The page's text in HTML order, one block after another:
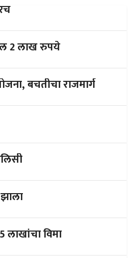
कोरोनामुळे मृत्यू झाल्यास या सरकारी योजनेतुन मिळतील 2 लाख रुपये
बचतीचा राजमार्ग
लाखांचा विमा